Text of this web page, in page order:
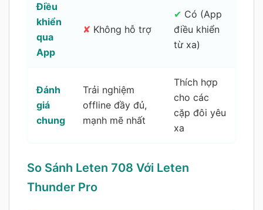
Điều
khiển
qua
App
✘ Không hỗ trợ
✔ Có (App
điều khiển
từ xa)
Đánh
giá
chung
Trải nghiệm
offline đầy đủ,
mạnh mẽ nhất
Thích hợp
cho các
cặp đôi yêu
xa
So Sánh Leten 708 Với Leten
Thunder Pro